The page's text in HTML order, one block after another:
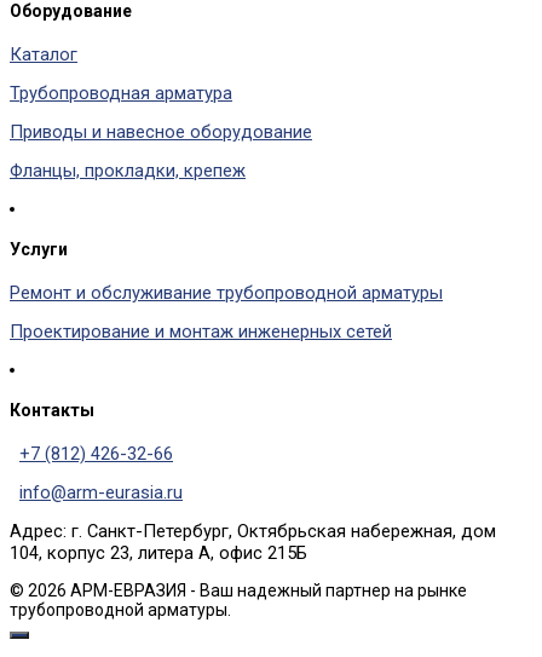
Оборудование
Каталог
Трубопроводная арматура
Приводы и навесное оборудование
Фланцы, прокладки, крепеж
Услуги
Ремонт и обслуживание трубопроводной арматуры
Проектирование и монтаж инженерных сетей
Контакты
+7 (812) 426-32-66
info@arm-eurasia.ru
Адрес: г. Санкт-Петербург, Октябрьская набережная, дом
104, корпус 23, литера А, офис 215Б
© 2026 АРМ-ЕВРАЗИЯ - Ваш надежный партнер на рынке
трубопроводной арматуры.